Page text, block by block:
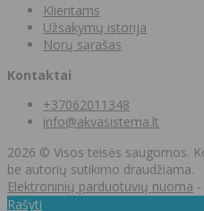
Klientams
Užsakymų istorija
Norų sąrašas
Kontaktai
+37062011348
info@akvasistema.lt
2026 © Visos teisės saugomos.
be autorių sutikimo draudžiama.
Elektroninių parduotuvių nuoma -
Rašyti